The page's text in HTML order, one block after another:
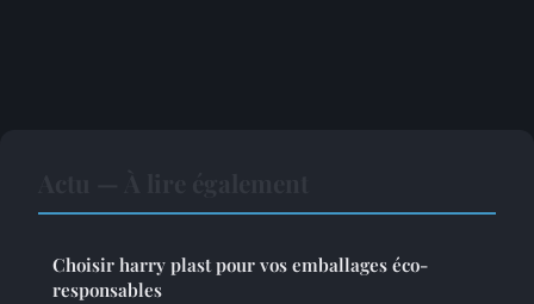
Choisir harry plast pour vos emballages éco-
responsables